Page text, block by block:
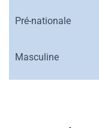
Pré-nationale
Masculine